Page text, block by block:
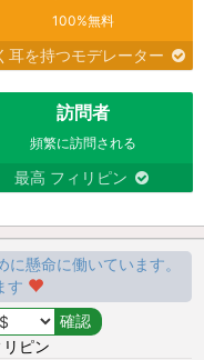
100%無料
耳を持つモデレーター
訪問者
頻繁に訪問される
最高 フィリピン
懸命に働いています。
す
ピン